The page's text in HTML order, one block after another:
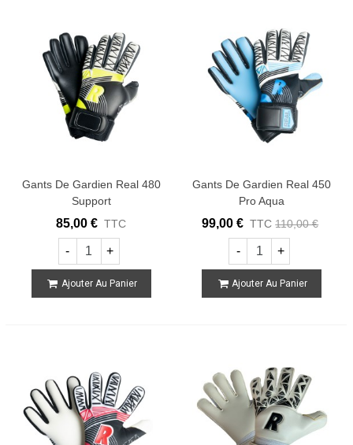
Gants De Gardien Real 480
Support
85,00 € TTC
- +
Ajouter Au Panier
Gants De Gardien Real 450
Pro Aqua
99,00 € TTC 110,00 €
- +
Ajouter Au Panier